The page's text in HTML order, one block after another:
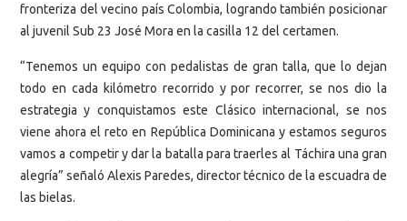
fronteriza del vecino país Colombia, logrando también posicionar
al juvenil Sub 23 José Mora en la casilla 12 del certamen.
“Tenemos un equipo con pedalistas de gran talla, que lo dejan
todo en cada kilómetro recorrido y por recorrer, se nos dio la
estrategia y conquistamos este Clásico internacional, se nos
viene ahora el reto en República Dominicana y estamos seguros
vamos a competir y dar la batalla para traerles al Táchira una gran
alegría” señaló Alexis Paredes, director técnico de la escuadra de
las bielas.